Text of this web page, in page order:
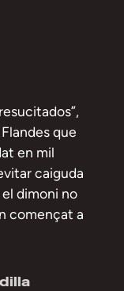
que
en mil
caiguda
dimoni no
començat a